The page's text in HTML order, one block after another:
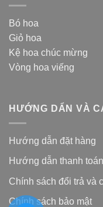
Bó hoa
Giỏ hoa
Kệ hoa chúc mừng
Vòng hoa viếng
HƯỚNG DẨN VÀ
Hướng dẫn đặt hàng
Hướng dẫn thanh toán
Chính sách đổi trả và
Chính sách bảo mật